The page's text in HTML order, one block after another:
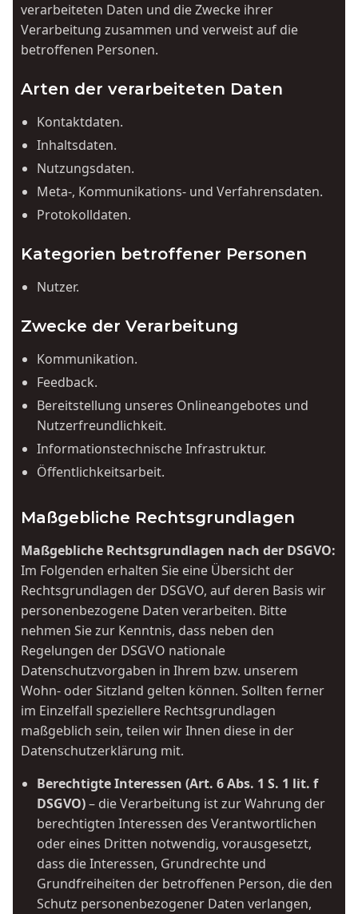
verarbeiteten Daten und die Zwecke ihrer
Verarbeitung zusammen und verweist auf die
betroffenen Personen.
Arten der verarbeiteten Daten
Kontaktdaten.
Inhaltsdaten.
Nutzungsdaten.
Meta-, Kommunikations- und Verfahrensdaten.
Protokolldaten.
Kategorien betroffener Personen
Nutzer.
Zwecke der Verarbeitung
Kommunikation.
Feedback.
Bereitstellung unseres Onlineangebotes und
Nutzerfreundlichkeit.
Informationstechnische Infrastruktur.
Öffentlichkeitsarbeit.
Maßgebliche Rechtsgrundlagen
Maßgebliche Rechtsgrundlagen nach der DSGVO:
Im Folgenden erhalten Sie eine Übersicht der
Rechtsgrundlagen der DSGVO, auf deren Basis wir
personenbezogene Daten verarbeiten. Bitte
nehmen Sie zur Kenntnis, dass neben den
Regelungen der DSGVO nationale
Datenschutzvorgaben in Ihrem bzw. unserem
Wohn- oder Sitzland gelten können. Sollten ferner
im Einzelfall speziellere Rechtsgrundlagen
maßgeblich sein, teilen wir Ihnen diese in der
Datenschutzerklärung mit.
Berechtigte Interessen (Art. 6 Abs. 1 S. 1 lit. f
DSGVO)– die Verarbeitung ist zur Wahrung der
berechtigten Interessen des Verantwortlichen
oder eines Dritten notwendig, vorausgesetzt,
dass die Interessen, Grundrechte und
Grundfreiheiten der betroffenen Person, die den
Schutz personenbezogener Daten verlangen,